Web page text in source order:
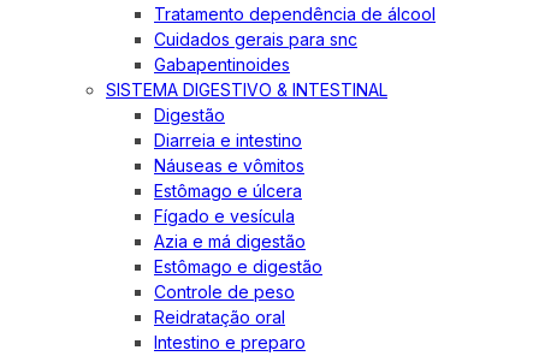
Tratamento dependência de álcool
Cuidados gerais para snc
Gabapentinoides
SISTEMA DIGESTIVO & INTESTINAL
Digestão
Diarreia e intestino
Náuseas e vômitos
Estômago e úlcera
Fígado e vesícula
Azia e má digestão
Estômago e digestão
Controle de peso
Reidratação oral
Intestino e preparo